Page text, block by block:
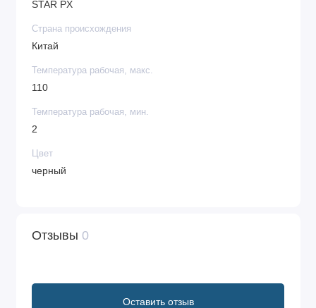
STAR PX
Страна происхождения
Китай
Температура рабочая, макс.
110
Температура рабочая, мин.
2
Цвет
черный
Отзывы 0
Оставить отзыв